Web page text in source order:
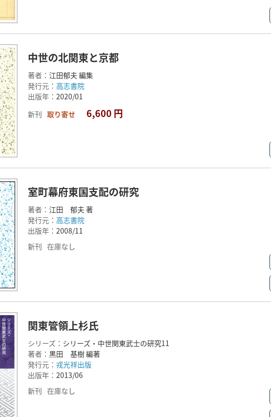
中世の北関東と京都
著者： 江田郁夫 編集
発行元： 高志書院
出版年： 2020/01
新刊 取り寄せ 6,600 円
室町幕府東国支配の研究
著者： 江田 郁夫 著
発行元： 高志書院
出版年： 2008/11
新刊 在庫なし
関東管領上杉氏
シリーズ： シリーズ・中世関東武士の研究11
著者： 黒田 基樹 編著
発行元： 戎光祥出版
出版年： 2013/06
新刊 在庫なし